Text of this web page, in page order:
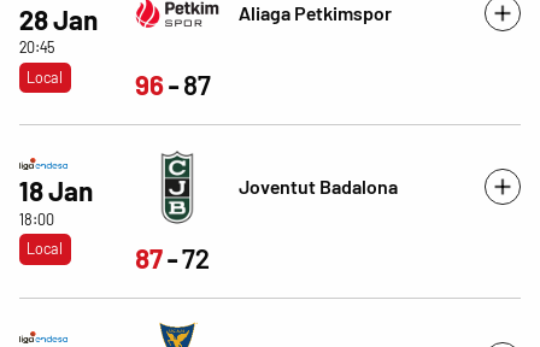
28 Jan
20:45
Local
Aliaga Petkimspor
96 87
18 Jan
18:00
Local
Joventut Badalona
87 72